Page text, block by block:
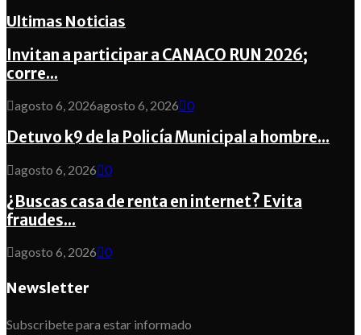
Ultimas Noticias
Invitan a participar a CANACO RUN 2026;
corre...
agosto 6, 2026agosto 6, 2026 0
Detuvo k9 de la Policía Municipal a hombre...
agosto 6, 2026 0
¿Buscas casa de renta en internet? Evita
fraudes...
agosto 6, 2026 0
Newsletter
Subscribete para estar informado